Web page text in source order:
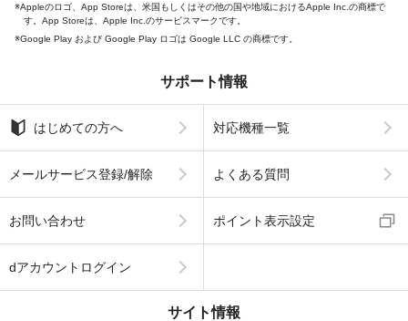
Appleのロゴ、App Storeは、米国もしくはその他の国や地域におけるApple Inc.の商標で
す。App Storeは、Apple Inc.のサービスマークです。
Google Play および Google Play ロゴは Google LLC の商標です。
サポート情報
はじめての方へ 対応機種一覧
メールサービス登録/解除 よくある質問
お問い合わせ ポイント表示設定
dアカウントログイン
サイト情報